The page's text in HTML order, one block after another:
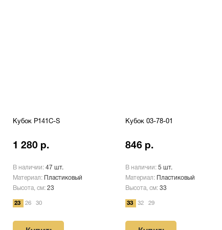
Кубок P141C-S
1 280 р.
В наличии: 47 шт.
Материал:
Пластиковый
Высота, см: 23
23 26 30
Кубок 03-78-01
846 р.
В наличии: 5 шт.
Материал:
Пластиковый
Высота, см: 33
33 32 29